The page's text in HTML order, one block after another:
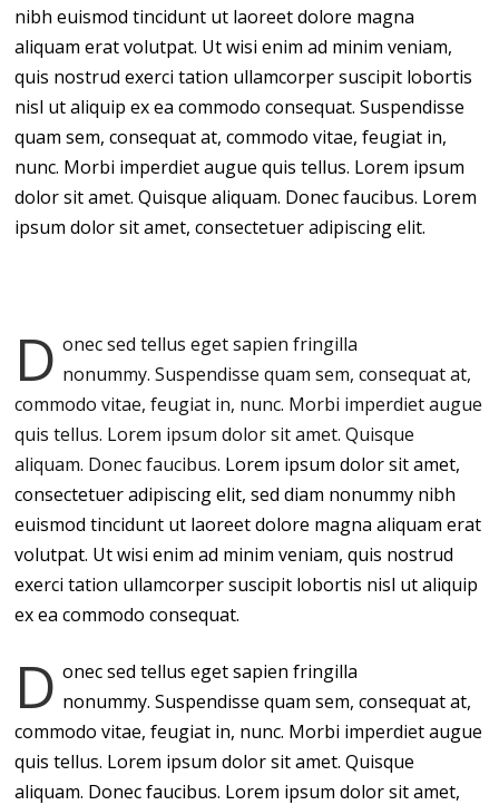
nibh euismod tincidunt ut laoreet dolore magna
aliquam erat volutpat. Ut wisi enim ad minim veniam,
quis nostrud exerci tation ullamcorper suscipit lobortis
nisl ut aliquip ex ea commodo consequat. Suspendisse
quam sem, consequat at, commodo vitae, feugiat in,
nunc. Morbi imperdiet augue quis tellus. Lorem ipsum
dolor sit amet. Quisque aliquam. Donec faucibus. Lorem
ipsum dolor sit amet, consectetuer adipiscing elit.
D onec sed tellus eget sapien fringilla
nonummy.Suspendisse quam sem, consequat at,
commodo vitae, feugiat in, nunc. Morbi imperdiet augue
quis tellus. Lorem ipsum dolor sit amet. Quisque
aliquam. Donec faucibus. Lorem ipsum dolor sit amet,
consectetuer adipiscing elit, sed diam nonummy nibh
euismod tincidunt ut laoreet dolore magna aliquam erat
volutpat. Ut wisi enim ad minim veniam, quis nostrud
exerci tation ullamcorper suscipit lobortis nisl ut aliquip
ex ea commodo consequat.
D onec sed tellus eget sapien fringilla
nonummy. Suspendisse quam sem, consequat at,
commodo vitae, feugiat in, nunc. Morbi imperdiet augue
quis tellus. Lorem ipsum dolor sit amet. Quisque
aliquam. Donec faucibus. Lorem ipsum dolor sit amet,